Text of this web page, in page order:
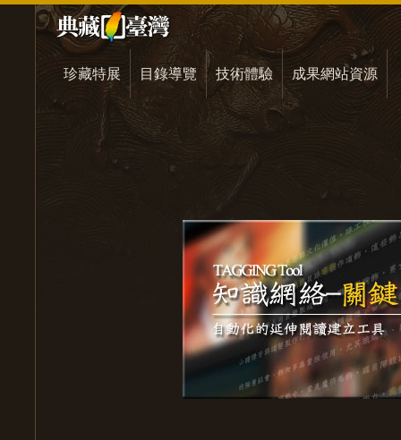
珍藏特展 目錄導覽 技術體驗 成果網站資源